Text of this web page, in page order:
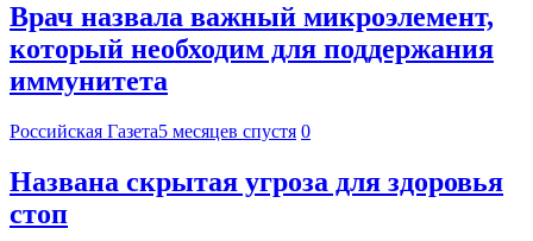
Врач назвала важный микроэлемент,
который необходим для поддержания
иммунитета
Российская Газета5 месяцев спустя 0
Названа скрытая угроза для здоровья
стоп